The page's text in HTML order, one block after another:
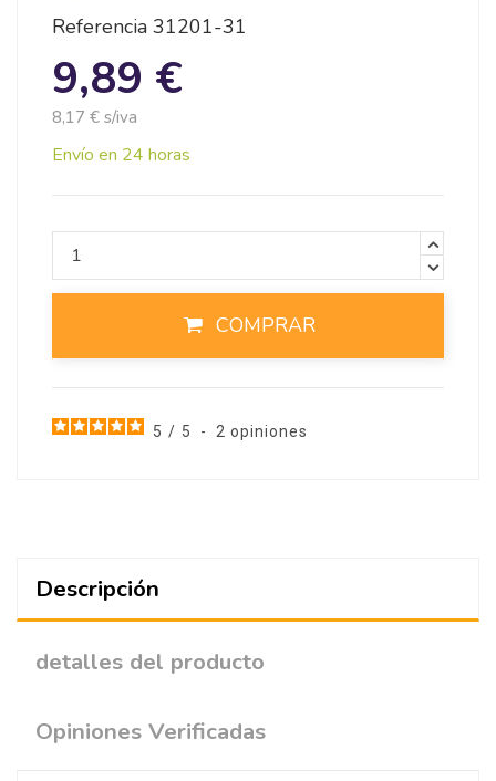
Referencia 31201-31
9,89 €
8,17 € s/iva
Envío en 24 horas
COMPRAR
5 / 5 - 2 opiniones
Descripción
detalles del producto
Opiniones Verificadas